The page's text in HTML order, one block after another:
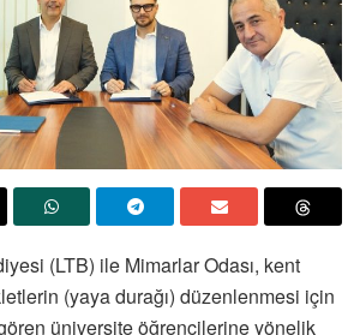
(LTB) ile Mimarlar Odası, kent
(yaya durağı) düzenlenmesi için
üniversite öğrencilerine yönelik